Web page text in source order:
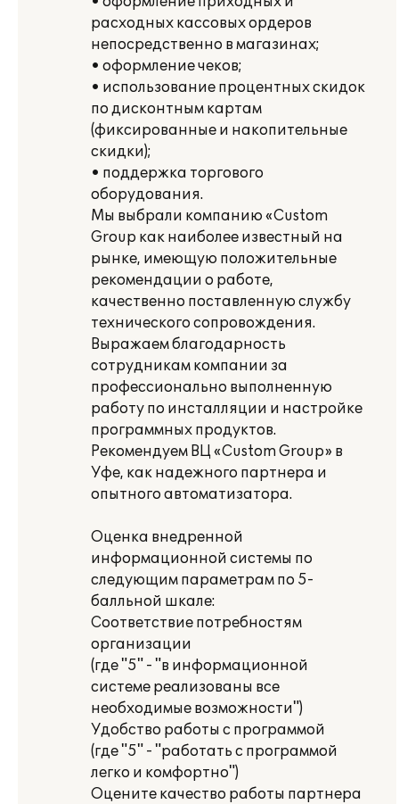
расходных кассовых ордеров
непосредственно в магазинах;
• оформление чеков;
• использование процентных скидок
по дисконтным картам
(фиксированные и накопительные
скидки);
• поддержка торгового
оборудования.
Мы выбрали компанию «Custom
Group как наиболее известный на
рынке, имеющую положительные
рекомендации о работе,
качественно поставленную службу
технического сопровождения.
Выражаем благодарность
сотрудникам компании за
профессионально выполненную
работу по инсталляции и настройке
программных продуктов.
Рекомендуем ВЦ «Custom Group» в
Уфе, как надежного партнера и
опытного автоматизатора.
Оценка внедренной
информационной системы по
следующим параметрам по 5-
балльной шкале:
Соответствие потребностям
организации
(где "5" - "в информационной
системе реализованы все
необходимые возможности")
Удобство работы с программой
(где "5" - "работать с программой
легко и комфортно")
Оцените качество работы партнера